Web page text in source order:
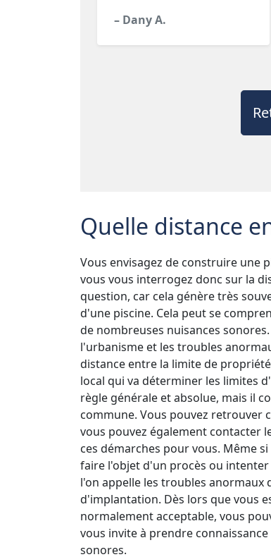
– Dany A.
Quelle distance
Vous envisagez de construire une
vous vous interrogez donc sur la
question, car cela génère très
d'une piscine. Cela peut se
de nombreuses nuisances
l'urbanisme et les troubles
distance entre la limite de
local qui va déterminer les limites
règle générale et absolue, mais il
commune. Vous pouvez retrouver
vous pouvez également contacter
ces démarches pour vous. Même
faire l'objet d'un procès ou intenter
l'on appelle les troubles
d'implantation. Dès lors que vous
normalement acceptable, vous
vous invite à prendre
sonores.